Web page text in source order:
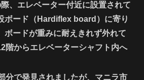
、エレベーター付近に設置されて
ボード（Hardiflex board）に寄り
ボードが重みに耐えきれず外れて
階からエレベーターシャフト内へ
分で発見されましたが、マニラ市